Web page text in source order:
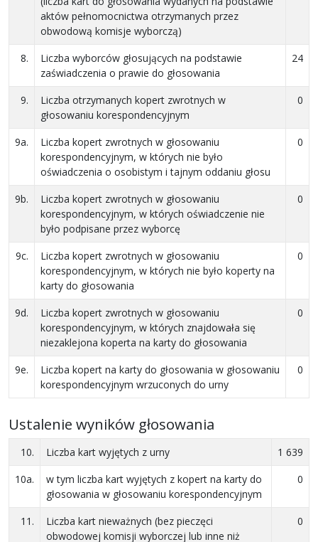
aktów pełnomocnictwa otrzymanych przez
obwodową komisje wyborczą)
8.
Liczba wyborców głosujących na podstawie
zaświadczenia o prawie do głosowania
24
9.
Liczba otrzymanych kopert zwrotnych w
głosowaniu korespondencyjnym
0
9a.
Liczba kopert zwrotnych w głosowaniu
korespondencyjnym, w których nie było
oświadczenia o osobistym i tajnym oddaniu głosu
0
9b.
Liczba kopert zwrotnych w głosowaniu
korespondencyjnym, w których oświadczenie nie
było podpisane przez wyborcę
0
9c.
Liczba kopert zwrotnych w głosowaniu
korespondencyjnym, w których nie było koperty na
karty do głosowania
0
9d.
Liczba kopert zwrotnych w głosowaniu
korespondencyjnym, w których znajdowała się
niezaklejona koperta na karty do głosowania
0
9e.
Liczba kopert na karty do głosowania w głosowaniu
korespondencyjnym wrzuconych do urny
0
Ustalenie wyników głosowania
10. Liczba kart wyjętych z urny
1 639
10a.
w tym liczba kart wyjętych z kopert na karty do
głosowania w głosowaniu korespondencyjnym
0
11.
Liczba kart nieważnych (bez pieczęci
obwodowej komisji wyborczej lub inne niż
0